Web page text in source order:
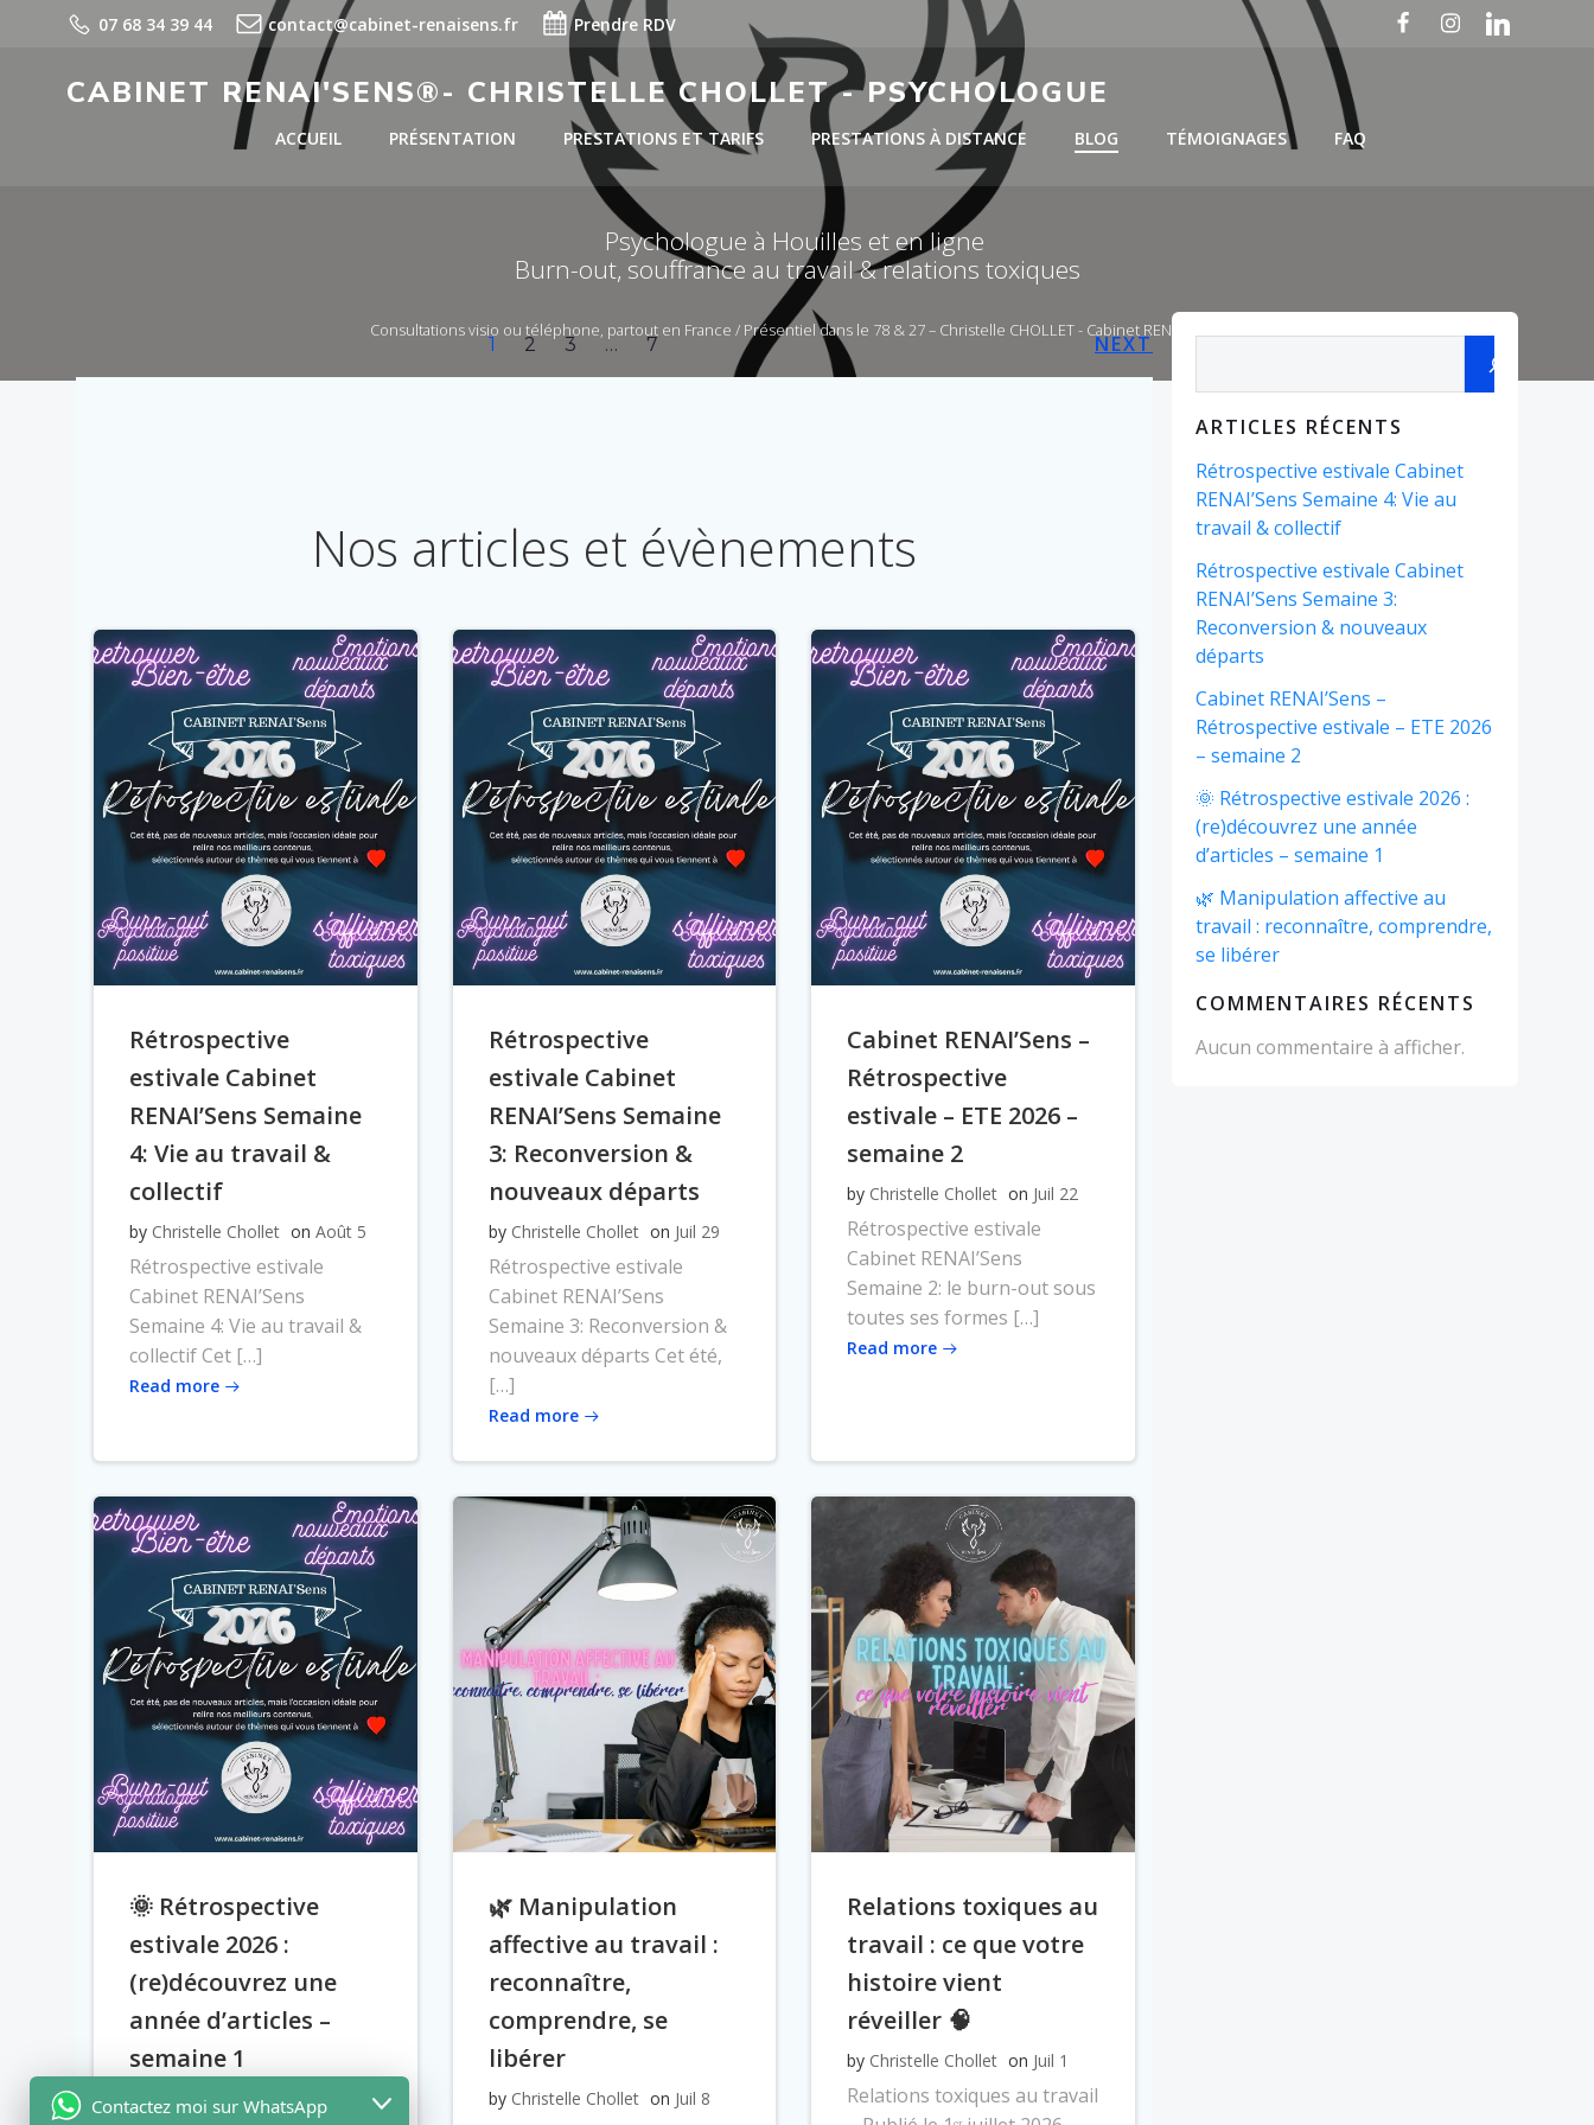
07 68 34 39 44 contact@cabinet-renaisens.fr Prendre RDV
CABINET RENAI'SENS®- CHRISTELLE CHOLLET - PSYCHOLOGUE
ACCUEIL PRÉSENTATION PRESTATIONS ET TARIFS PRESTATIONS À DISTANCE BLOG TÉMOIGNAGES FAQ
Psychologue à Houilles et en ligne
Burn-out, souffrance au travail & relations toxiques
Consultations visio ou téléphone, partout en France / Présentiel dans le 78 & 27 – Christelle CHOLLET - Cabinet RENAI'Sens
Page
1 Page
2 Page
3 … Page
7
Posts
navigation
NEXT
Nos articles et évènements
Rétrospective
estivale Cabinet
RENAI’Sens Semaine
4: Vie au travail &
collectif
by Christelle Chollet on Août 5
Rétrospective estivale
Cabinet RENAI’Sens
Semaine 4: Vie au travail &
collectif Cet […]
Read more
Rétrospective
estivale Cabinet
RENAI’Sens Semaine
3: Reconversion &
nouveaux départs
by Christelle Chollet on Juil 29
Rétrospective estivale
Cabinet RENAI’Sens
Semaine 3: Reconversion &
nouveaux départs Cet été,
[…]
Read more
Cabinet RENAI’Sens –
Rétrospective
estivale – ETE 2026 –
semaine 2
by Christelle Chollet on Juil 22
Rétrospective estivale
Cabinet RENAI’Sens
Semaine 2: le burn-out sous
toutes ses formes […]
Read more
🌞 Rétrospective
estivale 2026 :
(re)découvrez une
année d’articles –
semaine 1
by Christelle Chollet on Juil 15
🌿 Manipulation
affective au travail :
reconnaître,
comprendre, se
libérer
by Christelle Chollet on Juil 8
Relations toxiques au
travail : ce que votre
histoire vient
réveiller 🧠
by Christelle Chollet on Juil 1
Relations toxiques au travail
ARTICLES RÉCENTS
Rétrospective estivale Cabinet
RENAI’Sens Semaine 4: Vie au
travail & collectif
Rétrospective estivale Cabinet
RENAI’Sens Semaine 3:
Reconversion & nouveaux
départs
Cabinet RENAI’Sens –
Rétrospective estivale – ETE 2026
– semaine 2
🌞 Rétrospective estivale 2026 :
(re)découvrez une année
d’articles – semaine 1
🌿 Manipulation affective au
travail : reconnaître, comprendre,
se libérer
COMMENTAIRES RÉCENTS
Aucun commentaire à afficher.
Contactez moi sur WhatsApp